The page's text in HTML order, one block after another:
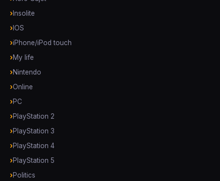
Insolite
IOS
iPhone/iPod touch
My life
Nintendo
Online
PC
PlayStation 2
PlayStation 3
PlayStation 4
PlayStation 5
Politics